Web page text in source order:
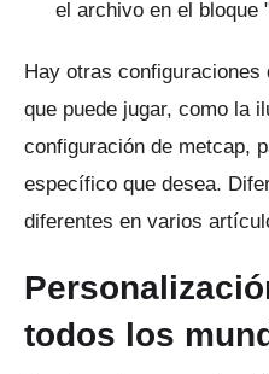
el archivo en el bloque
Hay otras
que puede jugar, como la
configuración de metcap,
específico que desea.
diferentes en varios
todos los